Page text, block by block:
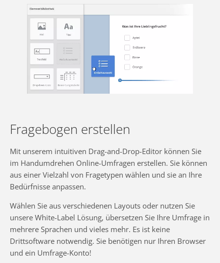
Fragebogen erstellen
Mit unserem intuitiven Drag-and-Drop-Editor können Sie
im Handumdrehen Online-Umfragen erstellen. Sie können
aus einer Vielzahl von Fragetypen wählen und sie an Ihre
Bedürfnisse anpassen.
Wählen Sie aus verschiedenen Layouts oder nutzen Sie
unsere White-Label Lösung, übersetzen Sie Ihre Umfrage in
mehrere Sprachen und vieles mehr. Es ist keine
Drittsoftware notwendig. Sie benötigen nur Ihren Browser
und ein Umfrage-Konto!